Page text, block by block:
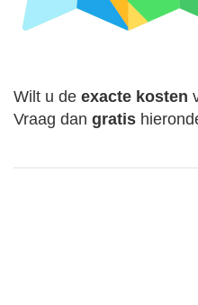
Wilt u de exacte kosten
Vraag dan gratis